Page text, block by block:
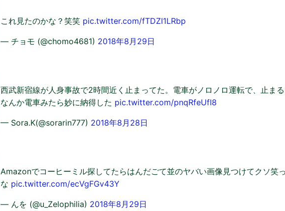
これ見たのかな？笑笑 pic.twitter.com/fTDZI1LRbp
— チョモ (@chomo4681) 2018年8月29日
西武新宿線が人身事故で2時間近く止まってた。電車がノロノロ運転で、止ま
なんか電車みたら妙に納得した pic.twitter.com/pnqRfeUfI8
— Sora.K(@sorarin777) 2018年8月28日
Amazonでコーヒーミル探してたらはんだごて並のヤバい画像見つけてクソ笑
な pic.twitter.com/ecVgFGv43Y
— んを (@u_Zelophilia) 2018年8月29日